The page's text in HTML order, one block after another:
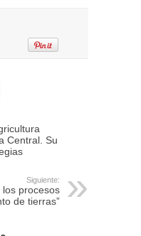
Central. Su
Siguiente:
los procesos
de tierras”